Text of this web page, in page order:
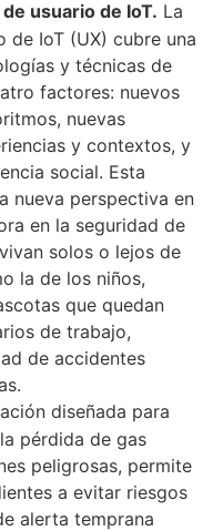
usuario de IoT. La
de IoT (UX) cubre una
y técnicas de
factores: nuevos
nuevas
y contextos, y
social. Esta
nueva perspectiva en
en la seguridad de
solos o lejos de
la de los niños,
que quedan
de trabajo,
de accidentes
diseñada para
pérdida de gas
peligrosas, permite
a evitar riesgos
alerta temprana